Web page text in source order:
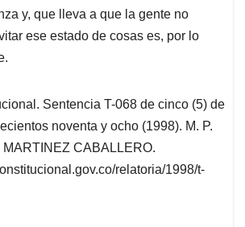
y, que lleva a que la gente no
ese estado de cosas es, por lo
Sentencia T-068 de cinco (5) de
noventa y ocho (1998). M. P.
MARTINEZ CABALLERO.
relatoria/1998/t-